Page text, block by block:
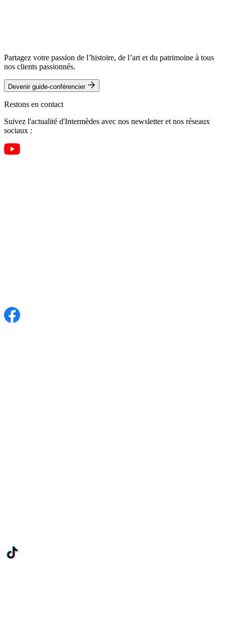
Partagez votre passion de l’histoire, de l’art et du patrimoine à tous
nos clients passionnés.
Devenir guide-conférencier
Restons en contact
Suivez l'actualité d'Intermèdes avec nos newsletter et nos réseaux
sociaux :